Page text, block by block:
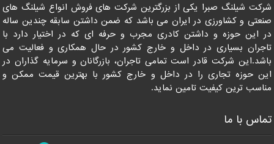
شرکت شیلنگ صبرا یکی از بزرگترین شرکت های فروش انواع شیلنگ های
صنعتی و کشاورزی در ایران می باشد که ضمن داشتن سابقه چندین ساله
در این حوزه و داشتن کادری مجرب و حرفه ای که در اختیار دارد با
تاجران بسیاری در داخل و خارج کشور در حال همکاری و فعالیت می
باشد.این شرکت قادر است تمامی تاجران، بازرگانان و سرمایه گذاران در
این حوزه تجاری را در داخل و خارج کشور با بهترین قیمت ممکن و
مناسب ترین کیفیت تامین نماید.
تماس با ما